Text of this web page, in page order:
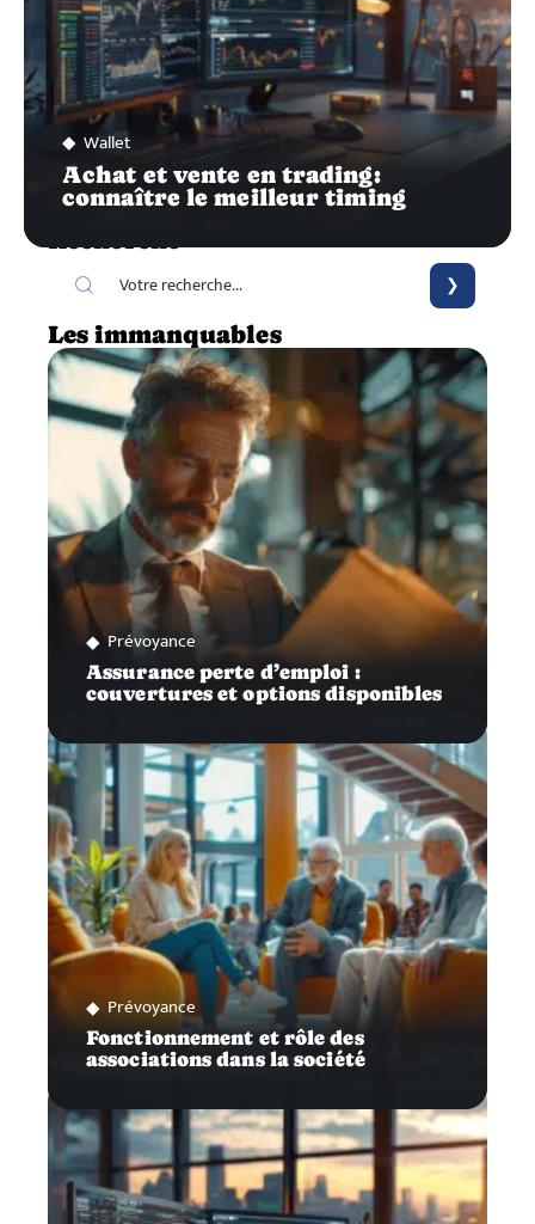
Wallet
Achat et vente en trading:
connaître le meilleur timing
Recherche
Les immanquables
Prévoyance
Assurance perte d’emploi :
couvertures et options disponibles
Prévoyance
Fonctionnement et rôle des
associations dans la société